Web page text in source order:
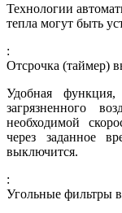
Технологии
тепла могут быть
:
Отсрочка (таймер)
Удобная функция,
загрязненного
необходимой
через заданное
выключится.
:
Угольные фильтры